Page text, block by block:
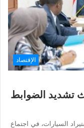
الإقتصاد
تشديد الضوابط
السيارات، في اجتماع